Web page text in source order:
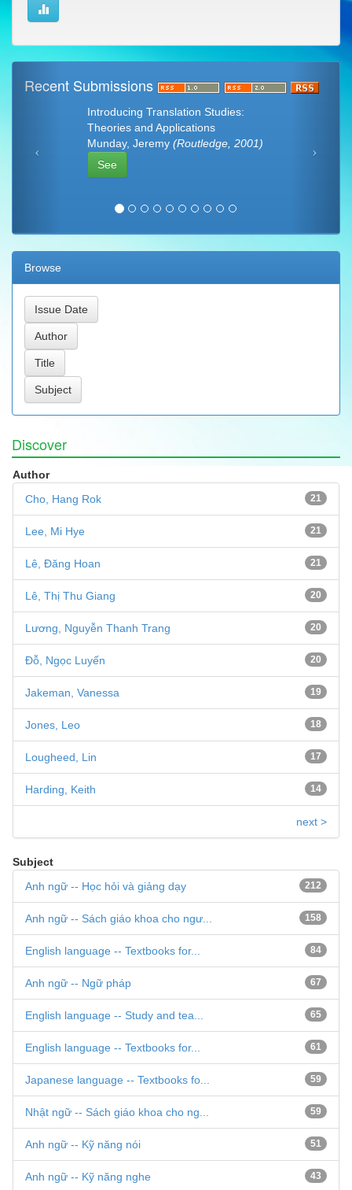
Recent Submissions
Introducing Translation Studies:
Theories and Applications
Munday, Jeremy (Routledge, 2001)
See
Browse
Discover
Author
21
Cho, Hang Rok
21
Lee, Mi Hye
21
Lê, Đăng Hoan
20
Lê, Thị Thu Giang
20
Lương, Nguyễn Thanh Trang
20
Đỗ, Ngọc Luyến
19
Jakeman, Vanessa
18
Jones, Leo
17
Lougheed, Lin
14
Harding, Keith
next >
Subject
212
Anh ngữ -- Học hỏi và giảng dạy
158
Anh ngữ -- Sách giáo khoa cho ngư...
84
English language -- Textbooks for...
67
Anh ngữ -- Ngữ pháp
65
English language -- Study and tea...
61
English language -- Textbooks for...
59
Japanese language -- Textbooks fo...
59
Nhật ngữ -- Sách giáo khoa cho ng...
51
Anh ngữ -- Kỹ năng nói
43
Anh ngữ -- Kỹ năng nghe